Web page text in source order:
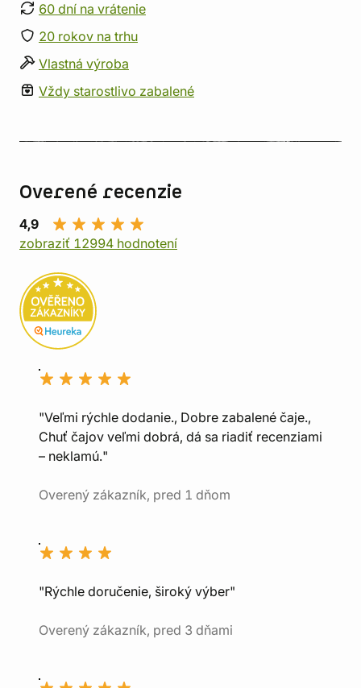
60 dní na vrátenie
20 rokov na trhu
Vlastná výroba
Vždy starostlivo zabalené
Overené recenzie
4,9
zobraziť 12994 hodnotení
"Veľmi rýchle dodanie., Dobre zabalené čaje.,
Chuť čajov veľmi dobrá, dá sa riadiť recenziami
– neklamú."
Overený zákazník, pred 1 dňom
"Rýchle doručenie, široký výber"
Overený zákazník, pred 3 dňami